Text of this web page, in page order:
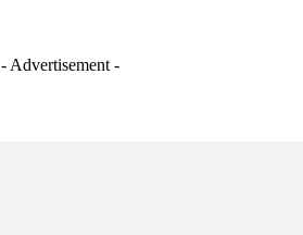
- Advertisement -